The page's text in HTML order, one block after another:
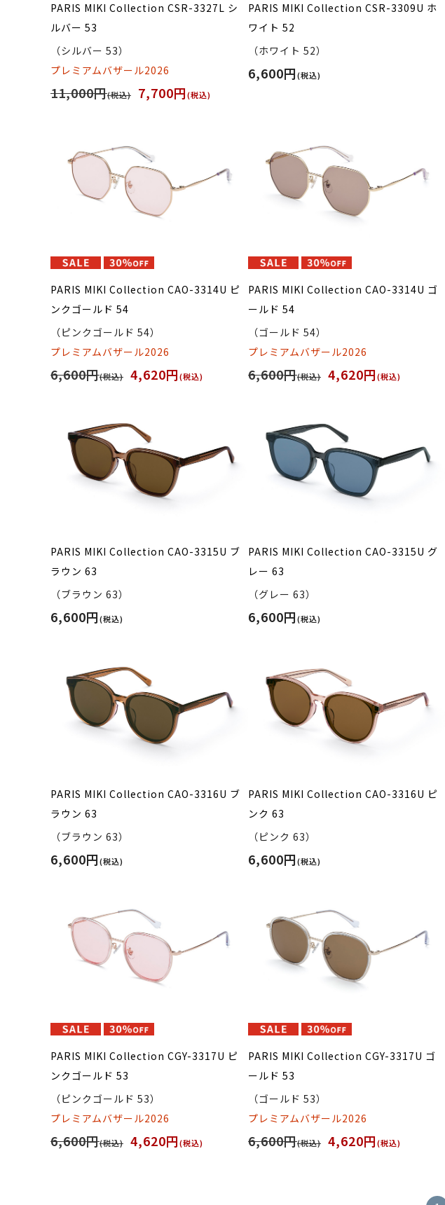
PARIS MIKI Collection CSR-3327L シ
ルバー 53
（シルバー 53）
プレミアムバザール2026
11,000円(税込) 7,700円(税込)
PARIS MIKI Collection CSR-3309U ホ
ワイト 52
（ホワイト 52）
6,600円(税込)
PARIS MIKI Collection CAO-3314U ピ
ンクゴールド 54
（ピンクゴールド 54）
プレミアムバザール2026
6,600円(税込) 4,620円(税込)
PARIS MIKI Collection CAO-3314U ゴ
ールド 54
（ゴールド 54）
プレミアムバザール2026
6,600円(税込) 4,620円(税込)
PARIS MIKI Collection CAO-3315U ブ
ラウン 63
（ブラウン 63）
6,600円(税込)
PARIS MIKI Collection CAO-3315U グ
レー 63
（グレー 63）
6,600円(税込)
PARIS MIKI Collection CAO-3316U ブ
ラウン 63
（ブラウン 63）
6,600円(税込)
PARIS MIKI Collection CAO-3316U ピ
ンク 63
（ピンク 63）
6,600円(税込)
PARIS MIKI Collection CGY-3317U ピ
ンクゴールド 53
（ピンクゴールド 53）
プレミアムバザール2026
6,600円(税込) 4,620円(税込)
PARIS MIKI Collection CGY-3317U ゴ
ールド 53
（ゴールド 53）
プレミアムバザール2026
6,600円(税込) 4,620円(税込)